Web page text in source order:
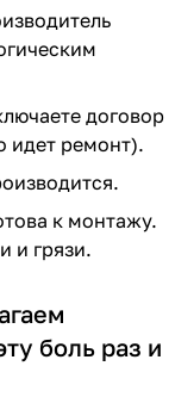
договор
идет ремонт).
к монтажу.
и грязи.
боль раз и